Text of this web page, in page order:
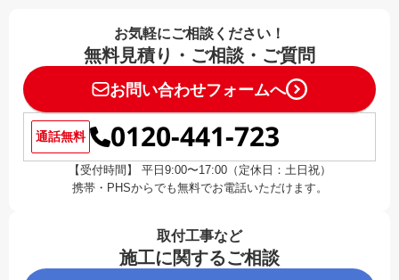
お気軽にご相談ください！
無料見積り・ご相談・ご質問
お問い合わせフォームへ
通話無料 0120-441-723
【受付時間】 平日9:00〜17:00（定休日：土日祝）
携帯・PHSからでも無料でお電話いただけます。
取付工事など
施工に関するご相談